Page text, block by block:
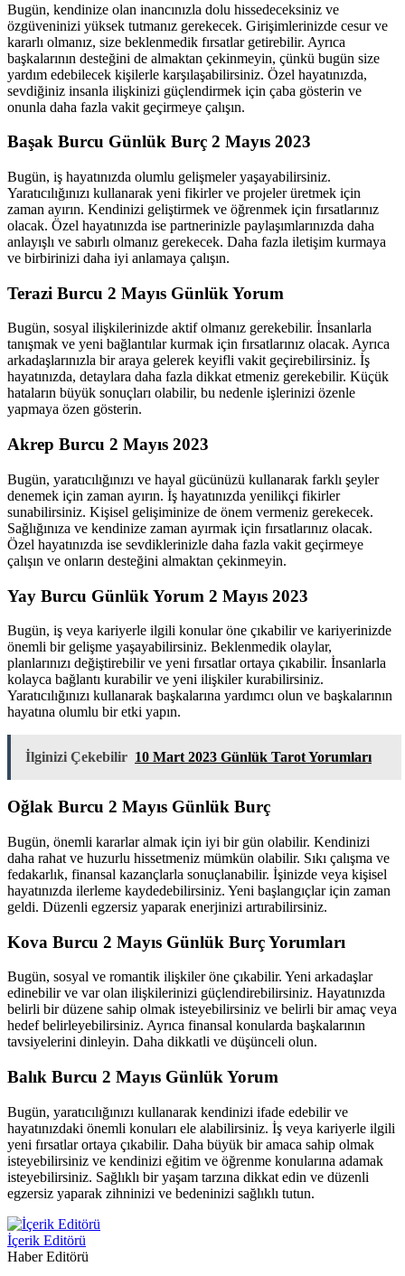
Bugün, kendinize olan inancınızla dolu hissedeceksiniz ve
özgüveninizi yüksek tutmanız gerekecek. Girişimlerinizde cesur ve
kararlı olmanız, size beklenmedik fırsatlar getirebilir. Ayrıca
başkalarının desteğini de almaktan çekinmeyin, çünkü bugün size
yardım edebilecek kişilerle karşılaşabilirsiniz. Özel hayatınızda,
sevdiğiniz insanla ilişkinizi güçlendirmek için çaba gösterin ve
onunla daha fazla vakit geçirmeye çalışın.
Başak Burcu Günlük Burç 2 Mayıs 2023
Bugün, iş hayatınızda olumlu gelişmeler yaşayabilirsiniz.
Yaratıcılığınızı kullanarak yeni fikirler ve projeler üretmek için
zaman ayırın. Kendinizi geliştirmek ve öğrenmek için fırsatlarınız
olacak. Özel hayatınızda ise partnerinizle paylaşımlarınızda daha
anlayışlı ve sabırlı olmanız gerekecek. Daha fazla iletişim kurmaya
ve birbirinizi daha iyi anlamaya çalışın.
Terazi Burcu 2 Mayıs Günlük Yorum
Bugün, sosyal ilişkilerinizde aktif olmanız gerekebilir. İnsanlarla
tanışmak ve yeni bağlantılar kurmak için fırsatlarınız olacak. Ayrıca
arkadaşlarınızla bir araya gelerek keyifli vakit geçirebilirsiniz. İş
hayatınızda, detaylara daha fazla dikkat etmeniz gerekebilir. Küçük
hataların büyük sonuçları olabilir, bu nedenle işlerinizi özenle
yapmaya özen gösterin.
Akrep Burcu 2 Mayıs 2023
Bugün, yaratıcılığınızı ve hayal gücünüzü kullanarak farklı şeyler
denemek için zaman ayırın. İş hayatınızda yenilikçi fikirler
sunabilirsiniz. Kişisel gelişiminize de önem vermeniz gerekecek.
Sağlığınıza ve kendinize zaman ayırmak için fırsatlarınız olacak.
Özel hayatınızda ise sevdiklerinizle daha fazla vakit geçirmeye
çalışın ve onların desteğini almaktan çekinmeyin.
Yay Burcu Günlük Yorum 2 Mayıs 2023
Bugün, iş veya kariyerle ilgili konular öne çıkabilir ve kariyerinizde
önemli bir gelişme yaşayabilirsiniz. Beklenmedik olaylar,
planlarınızı değiştirebilir ve yeni fırsatlar ortaya çıkabilir. İnsanlarla
kolayca bağlantı kurabilir ve yeni ilişkiler kurabilirsiniz.
Yaratıcılığınızı kullanarak başkalarına yardımcı olun ve başkalarının
hayatına olumlu bir etki yapın.
İlginizi Çekebilir 10 Mart 2023 Günlük Tarot Yorumları
Oğlak Burcu 2 Mayıs Günlük Burç
Bugün, önemli kararlar almak için iyi bir gün olabilir. Kendinizi
daha rahat ve huzurlu hissetmeniz mümkün olabilir. Sıkı çalışma ve
fedakarlık, finansal kazançlarla sonuçlanabilir. İşinizde veya kişisel
hayatınızda ilerleme kaydedebilirsiniz. Yeni başlangıçlar için zaman
geldi. Düzenli egzersiz yaparak enerjinizi artırabilirsiniz.
Kova Burcu 2 Mayıs Günlük Burç Yorumları
Bugün, sosyal ve romantik ilişkiler öne çıkabilir. Yeni arkadaşlar
edinebilir ve var olan ilişkilerinizi güçlendirebilirsiniz. Hayatınızda
belirli bir düzene sahip olmak isteyebilirsiniz ve belirli bir amaç veya
hedef belirleyebilirsiniz. Ayrıca finansal konularda başkalarının
tavsiyelerini dinleyin. Daha dikkatli ve düşünceli olun.
Balık Burcu 2 Mayıs Günlük Yorum
Bugün, yaratıcılığınızı kullanarak kendinizi ifade edebilir ve
hayatınızdaki önemli konuları ele alabilirsiniz. İş veya kariyerle ilgili
yeni fırsatlar ortaya çıkabilir. Daha büyük bir amaca sahip olmak
isteyebilirsiniz ve kendinizi eğitim ve öğrenme konularına adamak
isteyebilirsiniz. Sağlıklı bir yaşam tarzına dikkat edin ve düzenli
egzersiz yaparak zihninizi ve bedeninizi sağlıklı tutun.
İçerik Editörü
Haber Editörü